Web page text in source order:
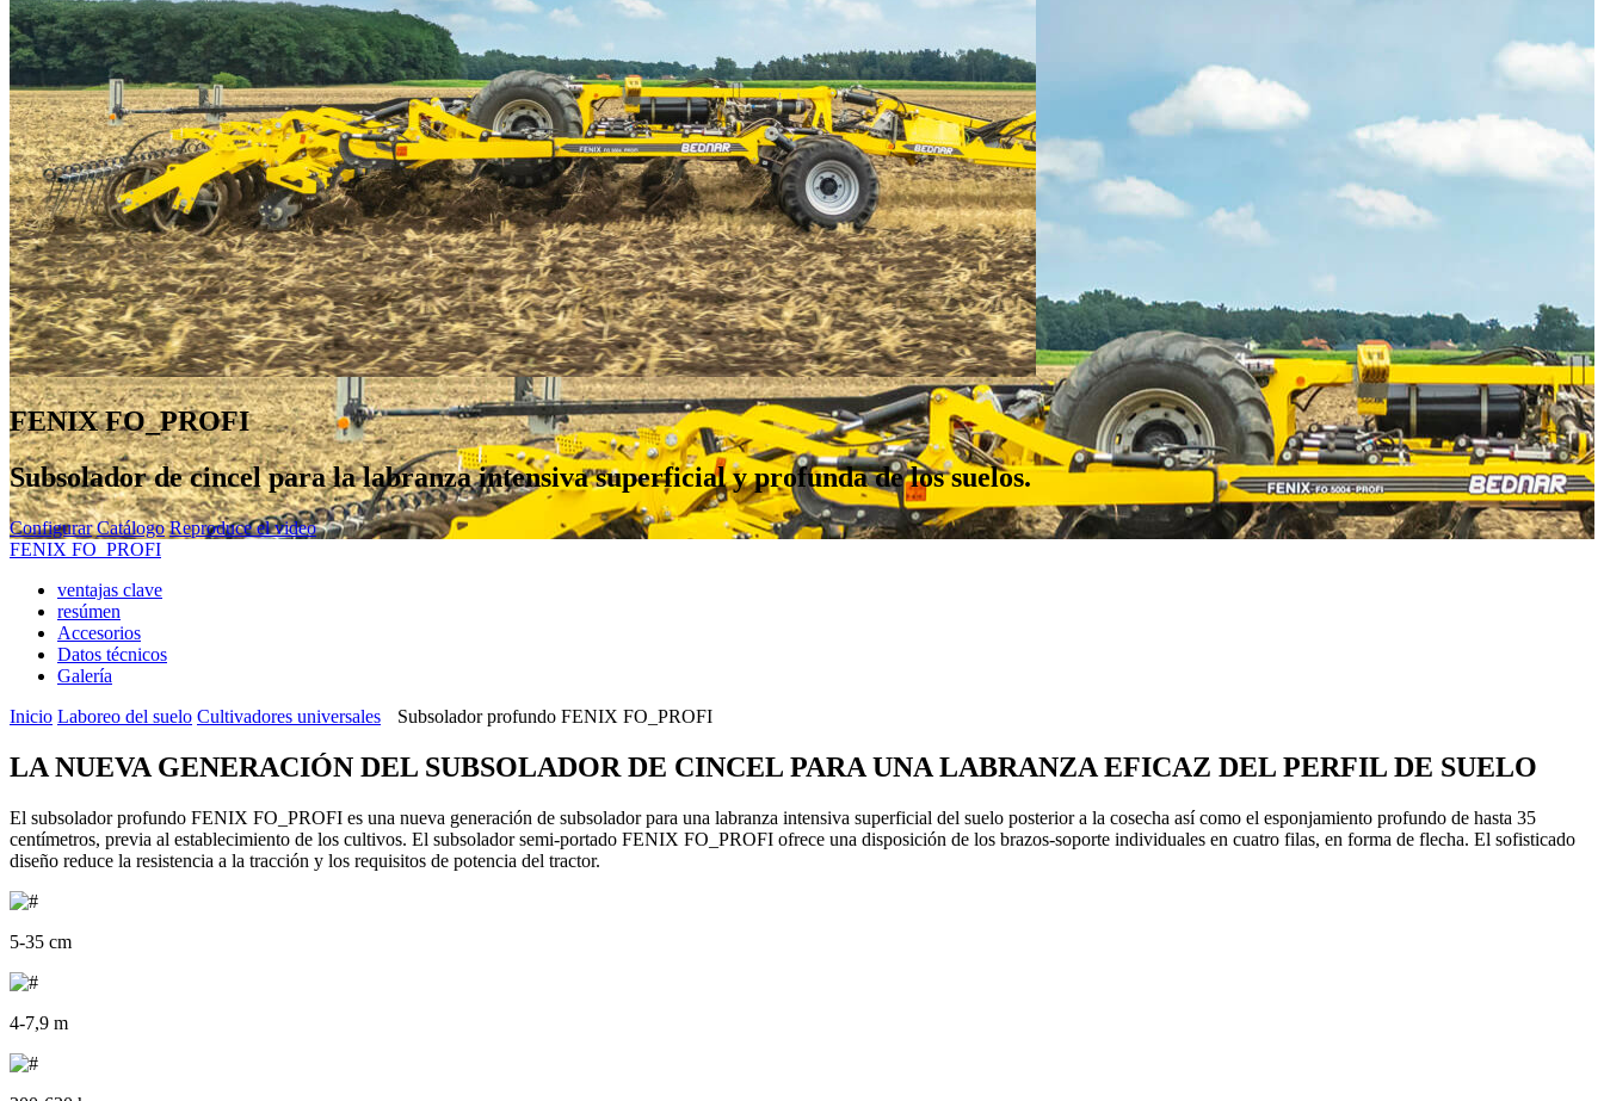
FENIX FO_PROFI
Subsolador de cincel para la labranza intensiva superficial y profunda de los suelos.
Configurar Catálogo Reproduce el video
FENIX FO_PROFI
ventajas clave
resúmen
Accesorios
Datos técnicos
Galería
Inicio Laboreo del suelo Cultivadores universales Subsolador profundo FENIX FO_PROFI
LA NUEVA GENERACIÓN DEL SUBSOLADOR DE CINCEL PARA UNA LABRANZA EFICAZ DEL PERFIL DE SUELO
El subsolador profundo FENIX FO_PROFI es una nueva generación de subsolador para una labranza intensiva superficial del suelo posterior a la cosecha así como el esponjamiento profundo de hasta 35
centímetros, previa al establecimiento de los cultivos. El subsolador semi-portado FENIX FO_PROFI ofrece una disposición de los brazos-soporte individuales en cuatro filas, en forma de flecha. El sofisticado
diseño reduce la resistencia a la tracción y los requisitos de potencia del tractor.
5-35 cm
4-7,9 m